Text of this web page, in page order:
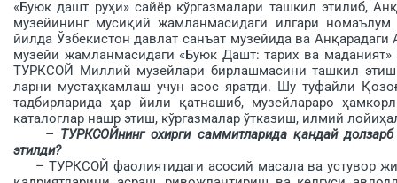
«Буюк дашт руҳи» сайёр кўргазмалари ташкил этилиб,
музейининг мусиқий жамланмасидаги илгари
йилда Ўзбекистон давлат санъат музейида ва
музейи жамланмасидаги «Буюк Дашт: тарих ва маданият»
ТУРКСОЙ Миллий музейлари бирлашмасини ташкил
ларни мустаҳкамлаш учун асос яратди. Шу туфайли
тадбирларида ҳар йили қатнашиб, музейлараро
каталоглар нашр этиш, кўргазмалар ўтказиш, илмий
– ТУРКСОЙнинг охирги саммитларида қандай
этилди?
– ТУРКСОЙ фаолиятидаги асосий масала ва устувор